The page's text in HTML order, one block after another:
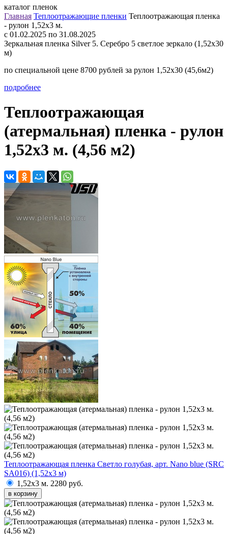
каталог пленок
Главная Теплоотражающие пленки Теплоотражающая пленка
- рулон 1,52х3 м.
c 01.02.2025 по 31.08.2025
Зеркальная пленка Silver 5. Серебро 5 светлое зеркало (1,52х30
м)
по специальной цене 8700 рублей за рулон 1,52х30 (45,6м2)
подробнее
Теплоотражающая
(атермальная) пленка - рулон
1,52х3 м. (4,56 м2)
Теплоотражающая пленка Светло голубая, арт. Nano blue (SRC
SA016) (1,52х3 м)
1,52х3 м. 2280 руб.
в корзину